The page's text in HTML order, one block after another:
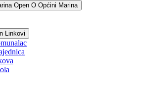
Open O Općini Marina
Linkovi